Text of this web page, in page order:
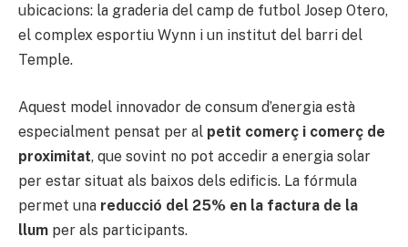
ubicacions: la graderia del camp de futbol Josep Otero,
el complex esportiu Wynn i un institut del barri del
Temple.
Aquest model innovador de consum d’energia està
especialment pensat per al petit comerç i comerç de
proximitat, que sovint no pot accedir a energia solar
per estar situat als baixos dels edificis. La fórmula
permet una reducció del 25% en la factura de la
llum per als participants.